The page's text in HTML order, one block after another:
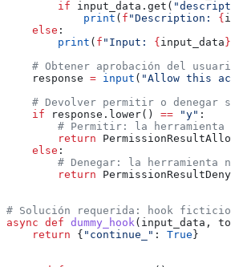
        if
input_data.get(
            print
( f "Description: {
    else
:
        print
( f "Input: { input_data }
# Obtener aprobación del
    response
= input ( "Allow this
# Devolver permitir o denegar
    if
response.lower() == "y" :
# Permitir: la
        return
    else
:
# Denegar: la herramienta
        return
# Solución requerida: hook
async def dummy_hook( input_data ,
    return
{ "continue_" : True }